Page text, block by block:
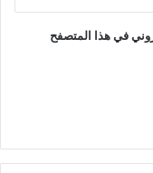
في هذا المتصفح